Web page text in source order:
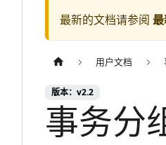
最新的文档请参阅
用户文档
版本：v2.2
事务分